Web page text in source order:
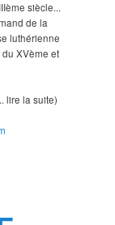
siècle...
de la
luthérienne
XVème et
lire la suite)